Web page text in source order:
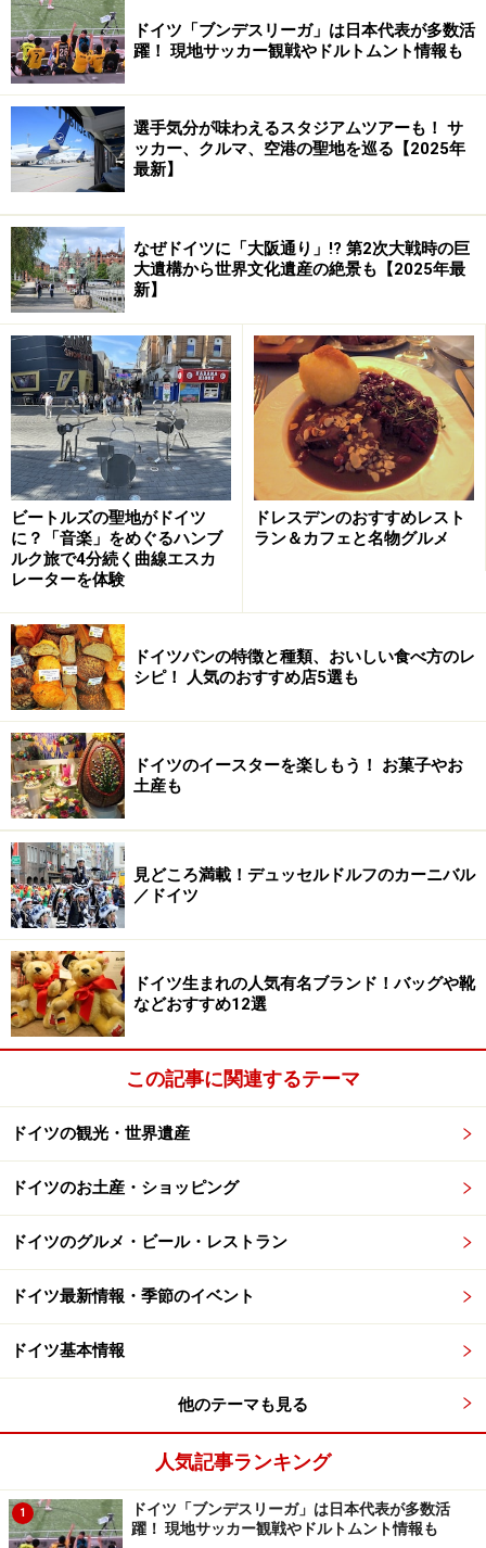
・鳥インフルエンザに感染して死んでいる白鳥や猫が相
次いで発見され、一種のパニック状態に。テレビでは連
日、この話題で持ちきりでした。
・労働時間延長に反対する公務員によるストライキ
のた
め、 ゴミの回収がストップ
。各地でゴミが山積み、とい
うドイツらしくない光景が広がり、地域によっては９週
間もゴミが回収されないという日本ではあり得ない事態
また大雪、またストライキの３月
冬も終わりかけの３月だというのに、雪がこれでもかとい
うくらい降りました
・ドイツ南部バイエルン州では記録的な大雪
に見舞わ
れ、ガイドが住むミュンヘンの町も雪に埋もれてしまっ
たかのような、すごい状態になっていました。
・ゴミ回収ストライキに続き、今度は大学病院の医師た
ちが大規模なストライキ。これは、長時間労働・低賃金
という労働環境の改善を求めるもので、数ヶ月間続きま
大洪水、カーンがNo.1の座を逃した４月
・ドイツ東部を流れるエルベ川で大洪水が発生。雪解け
水と降雨により川の水位が上がったことが原因でした。
2002年のエルベ川大洪水に匹敵するほどの災害だったよ
うです。
・W杯の話題が少しずつ増えてきてはいたものの、まだ
それほど盛り上がりは見られず。この時期、ドイツ代表
レーマンを起用すると発表し、ドイツ中がどよめき
ました。
ドイツ「ブンデスリーガ」は日本代表が多数活
躍！ 現地サッカー観戦やドルトムント情報も
選手気分が味わえるスタジアムツアーも！ サ
ッカー、クルマ、空港の聖地を巡る【2025年
最新】
なぜドイツに「大阪通り」!? 第2次大戦時の巨
大遺構から世界文化遺産の絶景も【2025年最
新】
ビートルズの聖地がドイツ
に？「音楽」をめぐるハンブ
ルク旅で4分続く曲線エスカ
レーターを体験
ドレスデンのおすすめレスト
ラン＆カフェと名物グルメ
ドイツパンの特徴と種類、おいしい食べ方のレ
シピ！ 人気のおすすめ店5選も
ドイツのイースターを楽しもう！ お菓子やお
土産も
見どころ満載！デュッセルドルフのカーニバル
／ドイツ
ドイツ生まれの人気有名ブランド！バッグや靴
などおすすめ12選
この記事に関連するテーマ
ドイツの観光・世界遺産
ドイツのお土産・ショッピング
ドイツのグルメ・ビール・レストラン
ドイツ最新情報・季節のイベント
ドイツ基本情報
他のテーマも見る
人気記事ランキング
1
ドイツ「ブンデスリーガ」は日本代表が多数活
躍！ 現地サッカー観戦やドルトムント情報も